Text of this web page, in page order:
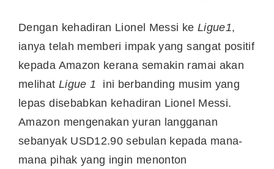
Dengan kehadiran Lionel Messi ke Ligue1,
ianya telah memberi impak yang sangat positif
kepada Amazon kerana semakin ramai akan
melihat Ligue 1 ini berbanding musim yang
lepas disebabkan kehadiran Lionel Messi.
Amazon mengenakan yuran langganan
sebanyak USD12.90 sebulan kepada mana-
mana pihak yang ingin menonton